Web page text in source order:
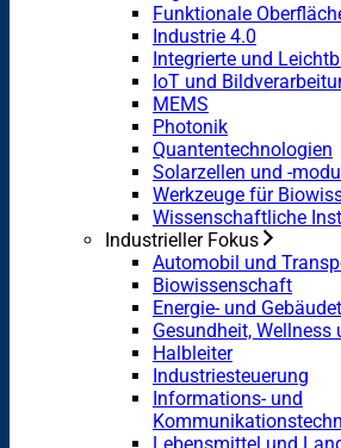
Funktionale
Industrie 4.0
Integrierte und
IoT und
MEMS
Photonik
Quantentechnologien
Solarzellen und -
Werkzeuge für
Wissenschaftliche
Industrieller Fokus
Automobil und
Biowissenschaft
Energie- und
Gesundheit, Wellness
Halbleiter
Industriesteuerung
Informations- und